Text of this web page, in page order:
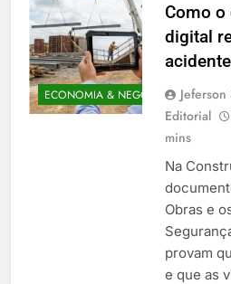
ECONOMIA & NEGÓCIOS
Como
digital
Editorial
mins
Na
Obras e
provam
e que as